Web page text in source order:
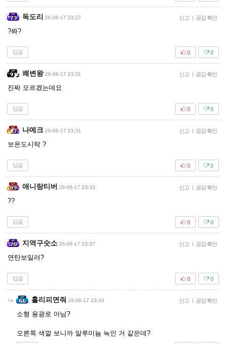
독도리 26-06-17 23:27 신고 | 공감 확인
?롸?
답글 0
0
쾌변왕 26-06-17 23:31 신고 | 공감 확인
진짜 모르겠는데요
답글 0
0
나메크 26-06-17 23:31 신고 | 공감 확인
보온도시락 ?
답글 0
0
애니랑티버 26-06-17 23:33 신고 | 공감 확인
??
답글 0
0
지역구숫소 26-06-17 23:37 신고 | 공감 확인
연탄보일러?
답글 0
0
홀리피면줘 26-06-17 23:44 신고 | 공감 확인
소형 용광로 아님?
오른쪽 색깔 보니까 알루미늄 녹인 거 같은데?